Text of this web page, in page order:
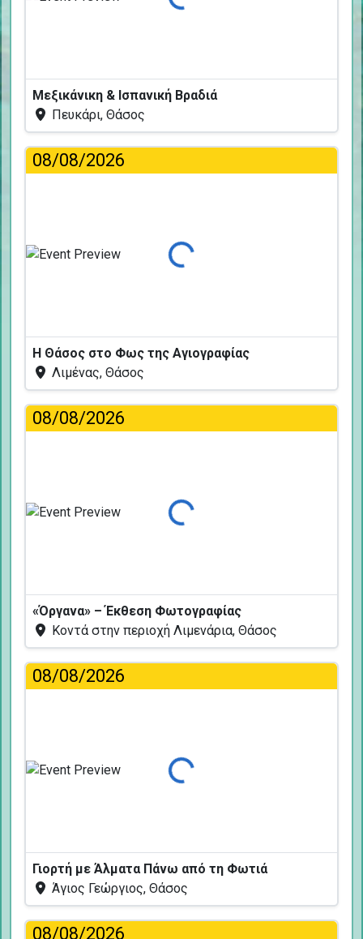
Μεξικάνικη & Ισπανική Βραδιά
Πευκάρι, Θάσος
08/08/2026
Φόρτωση...
Η Θάσος στο Φως της Αγιογραφίας
Λιμένας, Θάσος
08/08/2026
Φόρτωση...
«Όργανα» – Έκθεση Φωτογραφίας
Κοντά στην περιοχή Λιμενάρια, Θάσος
08/08/2026
Φόρτωση...
Γιορτή με Άλματα Πάνω από τη Φωτιά
Άγιος Γεώργιος, Θάσος
08/08/2026